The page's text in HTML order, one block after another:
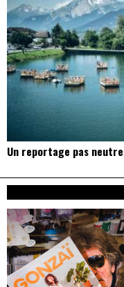
Un reportage pas neutre